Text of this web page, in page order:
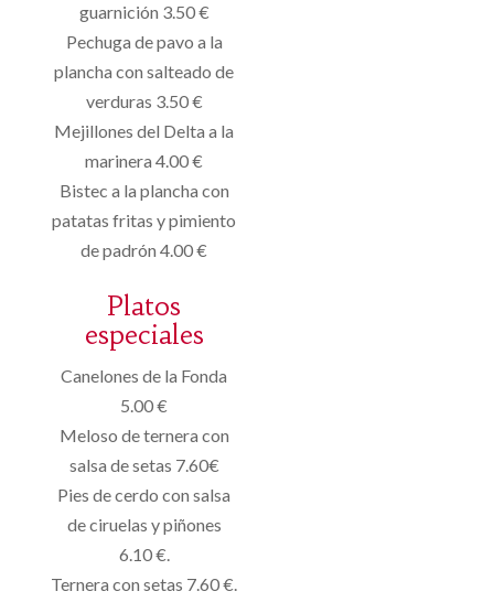
guarnición 3.50 €
Pechuga de pavo a la
plancha con salteado de
verduras 3.50 €
Mejillones del Delta a la
marinera 4.00 €
Bistec a la plancha con
patatas fritas y pimiento
de padrón 4.00 €
Platos
especiales
Canelones de la Fonda
5.00 €
Meloso de ternera con
salsa de setas 7.60€
Pies de cerdo con salsa
de ciruelas y piñones
6.10 €.
Ternera con setas 7.60 €.